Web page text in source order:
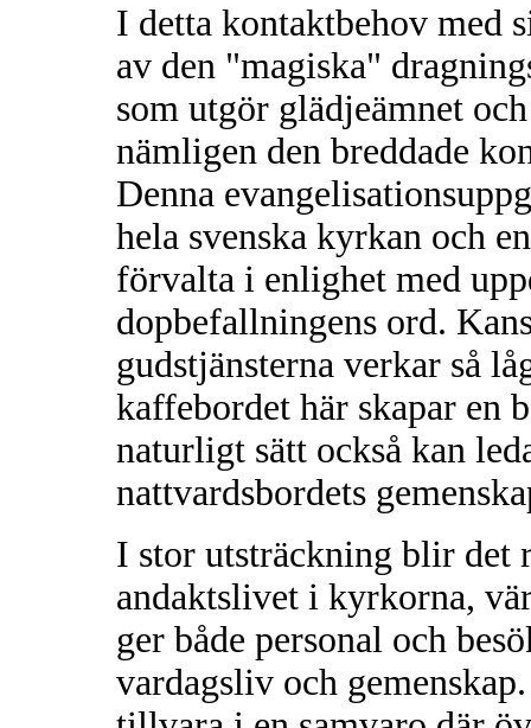
I detta kontaktbehov med
av den "magiska"
som utgör glädjeämnet
nämligen den breddade
Denna
hela svenska kyrkan och
förvalta i enlighet med
dopbefallningens ord.
gudstjänsterna verkar så
kaffebordet här skapar en
naturligt sätt också kan
nattvardsbordets
I stor utsträckning blir det
andaktslivet i kyrkorna,
ger både personal och
vardagsliv och